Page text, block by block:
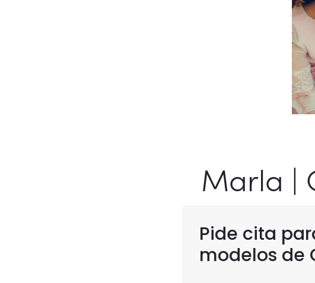
Marla |
Pide cita
modelos de